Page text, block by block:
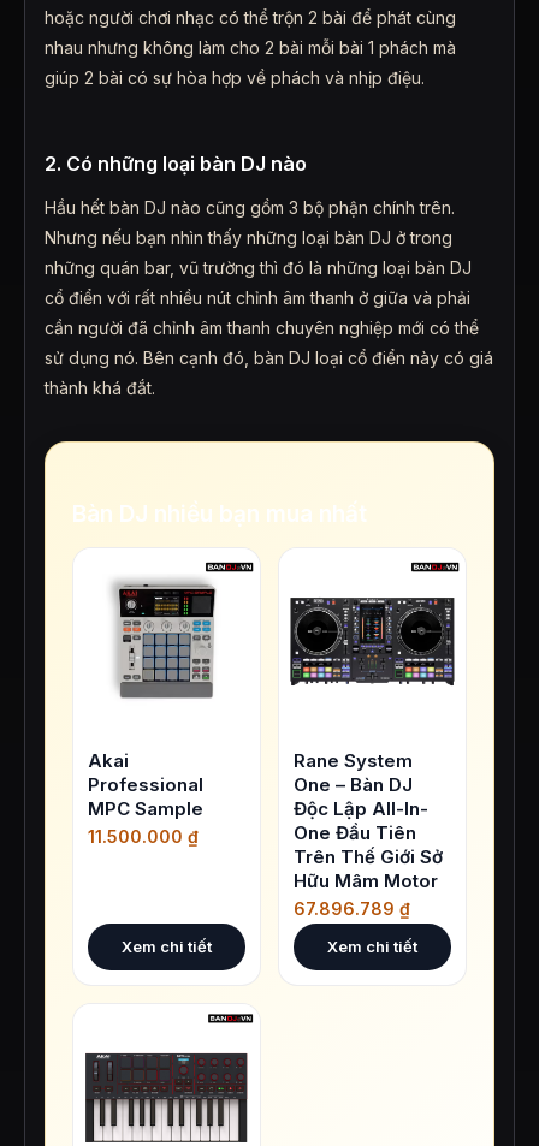
hoặc người chơi nhạc có thể trộn 2 bài để phát cùng
nhau nhưng không làm cho 2 bài mỗi bài 1 phách mà
giúp 2 bài có sự hòa hợp về phách và nhịp điệu.
2. Có những loại bàn DJ nào
Hầu hết bàn DJ nào cũng gồm 3 bộ phận chính trên.
Nhưng nếu bạn nhìn thấy những loại bàn DJ ở trong
những quán bar, vũ trường thì đó là những loại bàn DJ
cổ điển với rất nhiều nút chỉnh âm thanh ở giữa và phải
cần người đã chỉnh âm thanh chuyên nghiệp mới có thể
sử dụng nó. Bên cạnh đó, bàn DJ loại cổ điển này có giá
thành khá đắt.
Bàn DJ nhiều bạn mua nhất
Akai
Professional
MPC Sample
11.500.000 ₫
Xem chi tiết
Rane System
One – Bàn DJ
Độc Lập All-In-
One Đầu Tiên
Trên Thế Giới Sở
Hữu Mâm Motor
67.896.789 ₫
Xem chi tiết